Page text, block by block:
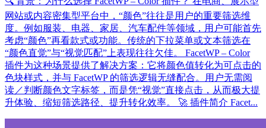
网站或内容密集型平台中，“颜色”往往是用户的重要筛选维
度。例如服装、电器、家居、汽车配件等领域，用户可能首先
考虑“颜色”再看款式或功能。传统的下拉菜单或文本筛选在
“颜色直觉”与“视觉匹配”上表现往往欠佳。 FacetWP – Color
插件为这种场景提供了解决方案：它将颜色值转化为可点击的
色块样式，并与 FacetWP 的筛选逻辑无缝配合。用户无需阅
读／判断颜色文字标签，而是凭“视觉”直接点击，从而极大提
升体验、缩短筛选路径、提升转化效率。 🚀 插件简介 Facet...